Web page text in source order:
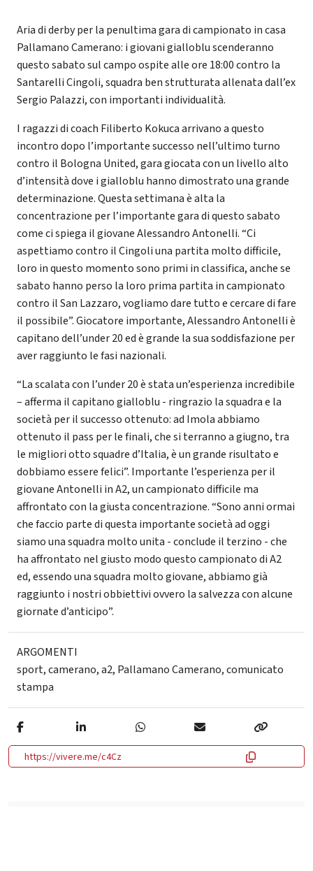
Aria di derby per la penultima gara di campionato in casa
Pallamano Camerano: i giovani gialloblu scenderanno
questo sabato sul campo ospite alle ore 18:00 contro la
Santarelli Cingoli, squadra ben strutturata allenata dall’ex
Sergio Palazzi, con importanti individualità.
I ragazzi di coach Filiberto Kokuca arrivano a questo
incontro dopo l’importante successo nell’ultimo turno
contro il Bologna United, gara giocata con un livello alto
d’intensità dove i gialloblu hanno dimostrato una grande
determinazione. Questa settimana è alta la
concentrazione per l’importante gara di questo sabato
come ci spiega il giovane Alessandro Antonelli. “Ci
aspettiamo contro il Cingoli una partita molto difficile,
loro in questo momento sono primi in classifica, anche se
sabato hanno perso la loro prima partita in campionato
contro il San Lazzaro, vogliamo dare tutto e cercare di fare
il possibile”. Giocatore importante, Alessandro Antonelli è
capitano dell’under 20 ed è grande la sua soddisfazione per
aver raggiunto le fasi nazionali.
“La scalata con l’under 20 è stata un’esperienza incredibile
– afferma il capitano gialloblu - ringrazio la squadra e la
società per il successo ottenuto: ad Imola abbiamo
ottenuto il pass per le finali, che si terranno a giugno, tra
le migliori otto squadre d’Italia, è un grande risultato e
dobbiamo essere felici”. Importante l’esperienza per il
giovane Antonelli in A2, un campionato difficile ma
affrontato con la giusta concentrazione. “Sono anni ormai
che faccio parte di questa importante società ad oggi
siamo una squadra molto unita - conclude il terzino - che
ha affrontato nel giusto modo questo campionato di A2
ed, essendo una squadra molto giovane, abbiamo già
raggiunto i nostri obbiettivi ovvero la salvezza con alcune
giornate d’anticipo”.
ARGOMENTI
sport,camerano,a2, Pallamano Camerano,comunicato
stampa
https://vivere.me/c4Cz